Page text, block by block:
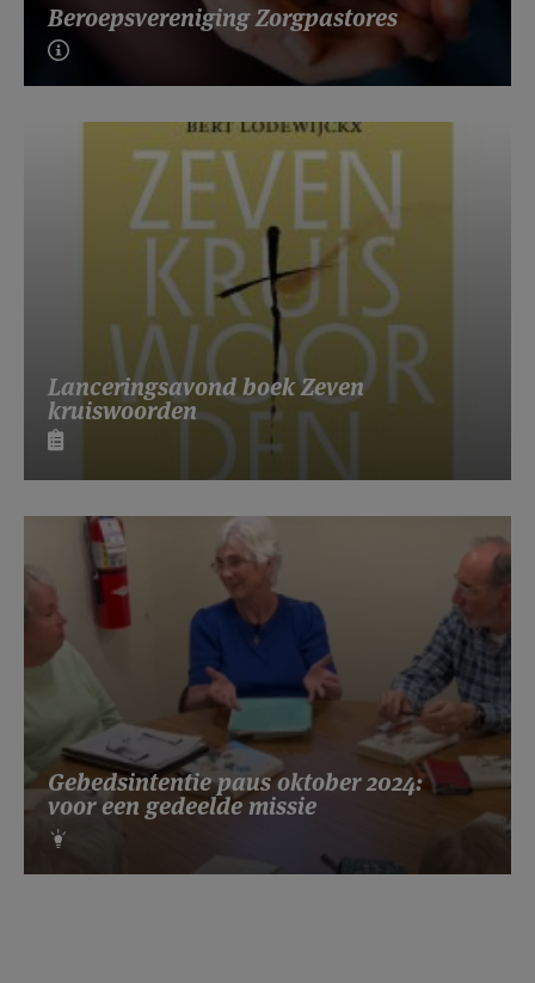
Beroepsvereniging Zorgpastores
Lanceringsavond boek Zeven
kruiswoorden
Gebedsintentie paus oktober 2024:
voor een gedeelde missie